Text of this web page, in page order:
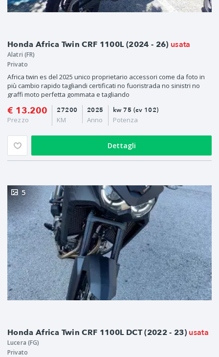
Honda Africa Twin CRF 1100L (2024 - 26) usata
Alatri (FR)
Privato
Africa twin es del 2025 unico proprietario accessori come da foto in
più cambio rapido tagliandi certificati no fuoristrada no sinistri no
graffi moto perfetta gommata e tagliando
€ 13.200
Prezzo
2025
Anno
27200
KM
kw 75 (cv 102)
Potenza
Dettagli
Honda Africa Twin CRF 1100L DCT (2022 - 23) usata
5
Lucera (FG)
Privato